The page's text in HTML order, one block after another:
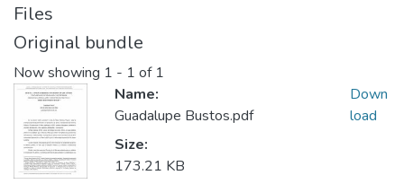
Files
Original bundle
Now showing 1 - 1 of 1
Name:
Guadalupe Bustos.pdf
Size:
173.21 KB
Down
load